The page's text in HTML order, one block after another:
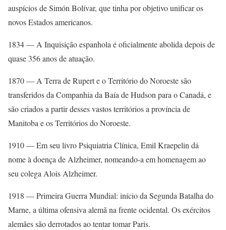
auspícios de Simón Bolívar, que tinha por objetivo unificar os
novos Estados americanos.
1834 — A Inquisição espanhola é oficialmente abolida depois de
quase 356 anos de atuação.
1870 — A Terra de Rupert e o Território do Noroeste são
transferidos da Companhia da Baía de Hudson para o Canadá, e
são criados a partir desses vastos territórios a província de
Manitoba e os Territórios do Noroeste.
1910 — Em seu livro Psiquiatria Clínica, Emil Kraepelin dá
nome à doença de Alzheimer, nomeando-a em homenagem ao
seu colega Alois Alzheimer.
1918 — Primeira Guerra Mundial: início da Segunda Batalha do
Marne, a última ofensiva alemã na frente ocidental. Os exércitos
alemães são derrotados ao tentar tomar Paris.